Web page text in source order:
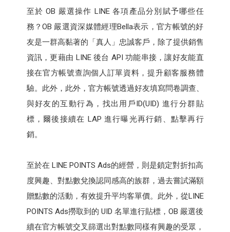
至於 OB 嚴選操作 LINE 各項產品分別賦予哪些任
務？OB 嚴選資深媒體經理Bella表示，官方帳號的好
友是一群高黏著的「真人」忠誠客戶，除了提供銷售
資訊，更藉由 LINE 後台 API 功能串接，讓好友能直
接在官方帳號查詢個人訂單資料，提升顧客服務體
驗。此外，此外，官方帳號透過好友填寫問卷調查、
與好友的互動行為，找出用戶ID(UID) 進行分群貼
標，爾後接續在 LAP 進行曝光再行銷、點擊再行
銷。
至於在 LINE POINTS Ads的經營，則是鎖定對折扣高
度興趣、對點數兌換認同感高的族群，過去嘗試滿額
贈點數的活動，有效提升平均客單價。此外，從LINE
POINTS Ads撈取到的 UID 名單進行貼標，OB 嚴選後
續在官方帳號交叉篩選出對點數同樣有興趣的受眾，